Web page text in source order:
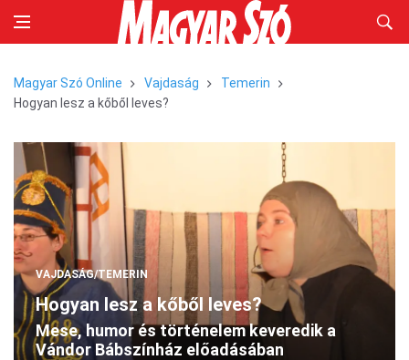
Magyar Szó Online Vajdaság
Temerin
Hogyan lesz a kőből leves?
VAJDASÁG/TEMERIN
Hogyan lesz a kőből leves?
Mese, humor és történelem keveredik a
Vándor Bábszínház előadásában